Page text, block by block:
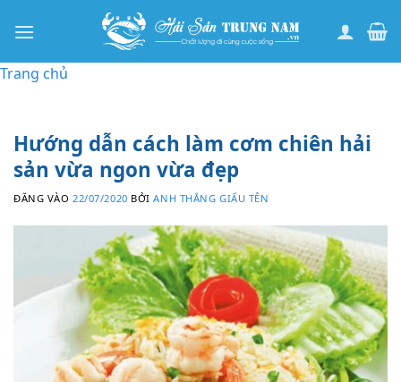
qua
dung
Trang chủ
Hướng dẫn cách làm cơm chiên hải
sản vừa ngon vừa đẹp
ĐĂNG VÀO 22/07/2020 BỞIANH THẮNG GIẤU TÊN